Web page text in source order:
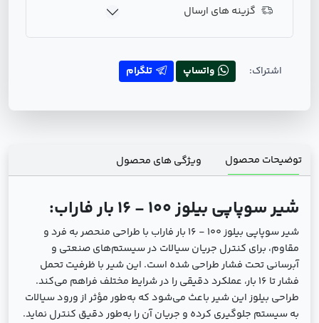
گزینه های ارسال
اشتراک: واتساپ تلگرام
توضیحات محصول ویژگی های محصول
شیر سوپاپی بیلوز 100 - 16 بار فاراب:
شیر سوپاپی بیلوز 100 - 16 بار فاراب با طراحی منحصر به فرد و
مقاوم، برای کنترل جریان سیالات در سیستم‌های صنعتی و
آبرسانی تحت فشار طراحی شده است. این شیر با ظرفیت تحمل
فشار تا 16 بار، عملکرد دقیقی را در شرایط مختلف فراهم می‌کند.
طراحی بیلوز این شیر باعث می‌شود که به‌طور مؤثر از ورود سیالات
به سیستم جلوگیری کرده و جریان آن را به‌طور دقیق کنترل نماید.